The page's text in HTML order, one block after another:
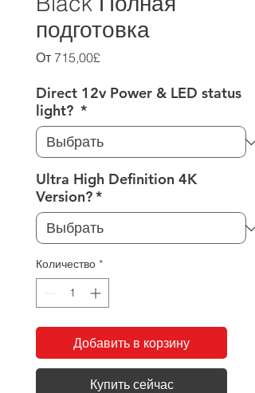
подготовка
От 715,00£
Direct 12v Power & LED status
light? *
Ultra High Definition 4K
Version?*
Количество *
Добавить в корзину
Купить сейчас